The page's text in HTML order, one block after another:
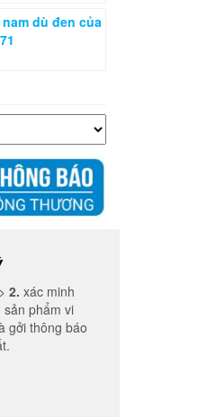
dù đen của
2. xác minh
phẩm vi
gởi thông báo